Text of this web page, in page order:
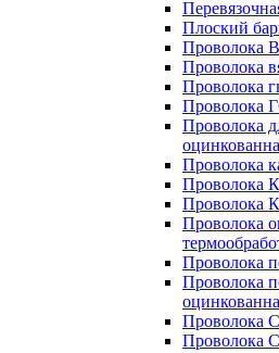
Плоский
Проволока
Проволока
Проволока
Проволока
Проволока
Проволока
Проволока
Проволока
Проволока
Проволока
Проволока
Проволока
Проволока